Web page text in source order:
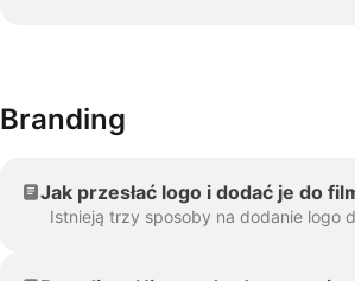
Branding
Jak przesłać logo i dodać je do